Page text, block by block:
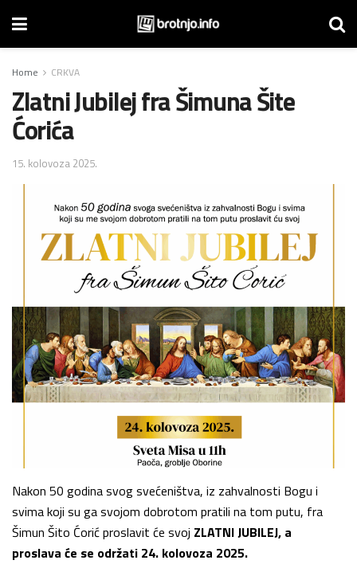
Home CRKVA
Zlatni Jubilej fra Šimuna Šite
Ćorića
15. kolovoza 2025.
Nakon 50 godina svog svećeništva, iz zahvalnosti Bogu i
svima koji su ga svojom dobrotom pratili na tom putu, fra
Šimun Šito Ćorić proslavit će svoj ZLATNI JUBILEJ, a
proslava će se održati 24. kolovoza 2025.